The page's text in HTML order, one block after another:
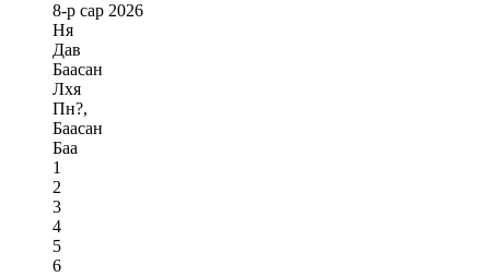
8-р сар 2026
Ня
Дав
Баасан
Лхя
Пн?,
Баасан
Баа
1
2
3
4
5
6